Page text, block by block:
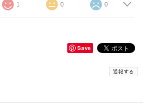
1 0 0
Save
通報する